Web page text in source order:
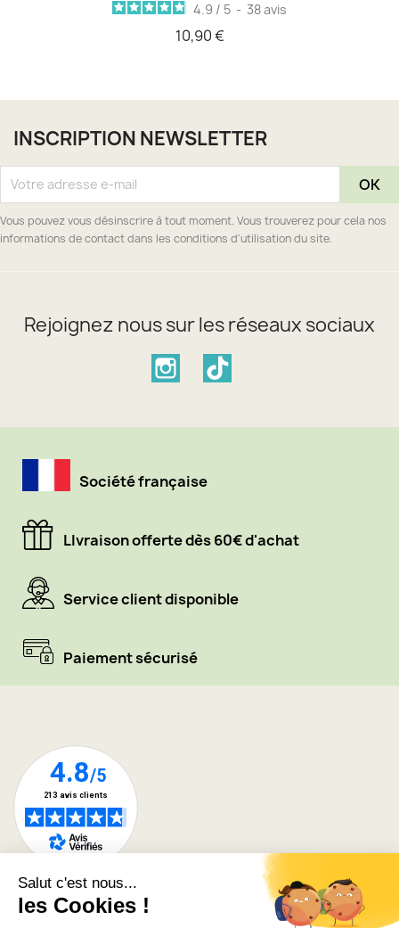
4.9 / 5 - 38avis
10,90 €
INSCRIPTION NEWSLETTER
Vous pouvez vous désinscrire à tout moment. Vous trouverez pour cela nos
informations de contact dans les conditions d'utilisation du site.
Rejoignez nous sur les réseaux sociaux
Instagram
Société française
LIvraison offerte dès 60€ d'achat
Service client disponible
Paiement sécurisé